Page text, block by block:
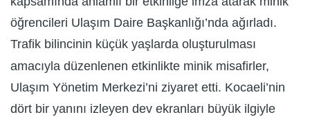
öğrencileri Ulaşım Daire Başkanlığı’nda ağırladı.
Trafik bilincinin küçük yaşlarda oluşturulması
amacıyla düzenlenen etkinlikte minik misafirler,
Ulaşım Yönetim Merkezi’ni ziyaret etti. Kocaeli’nin
dört bir yanını izleyen dev ekranları büyük ilgiyle